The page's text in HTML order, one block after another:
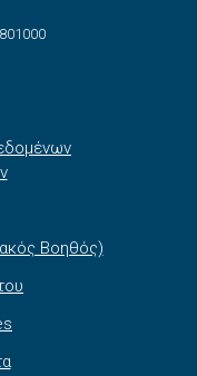
Βοηθός)